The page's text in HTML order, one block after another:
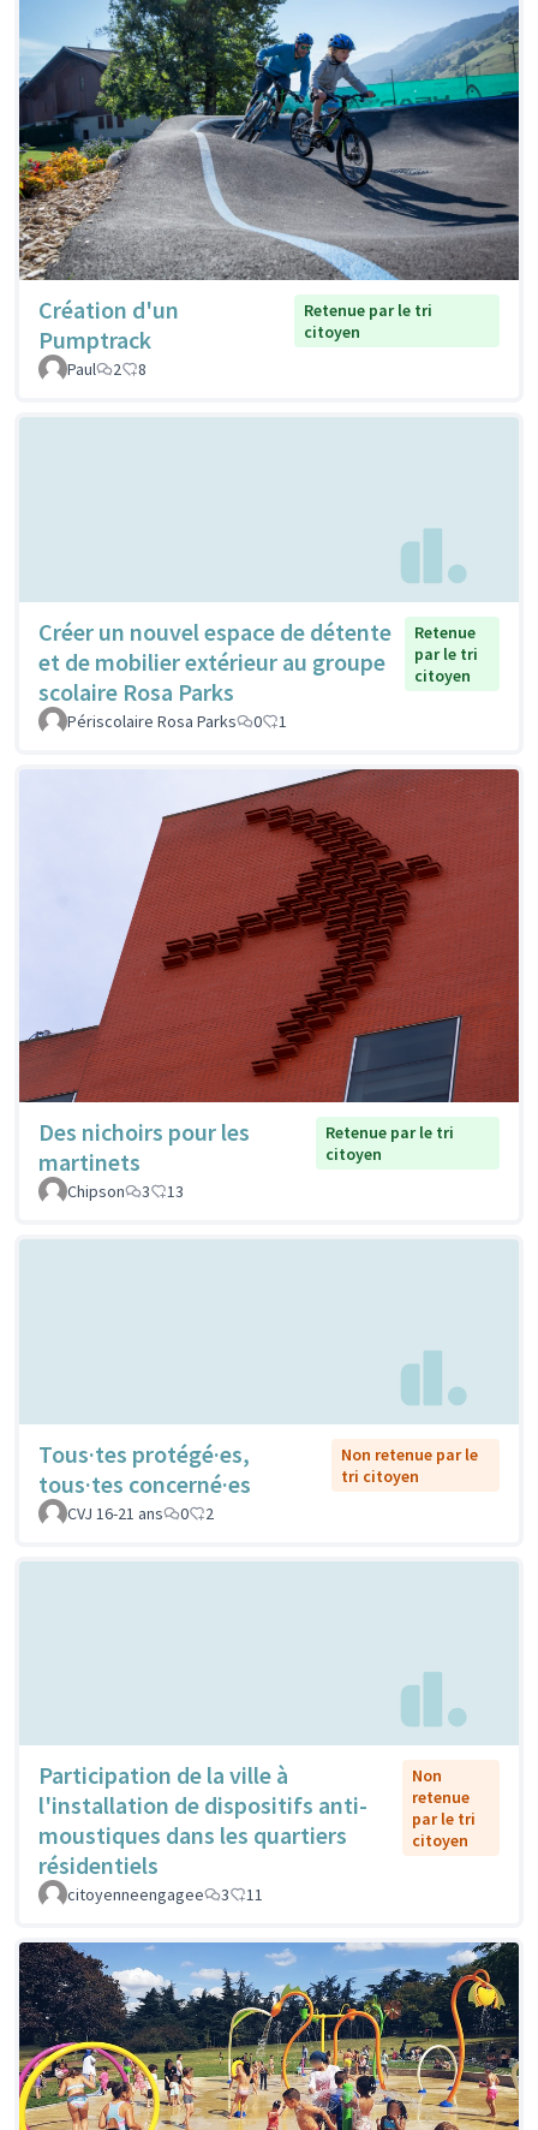
Création d'un
Pumptrack
Retenue par le tri
citoyen
Paul
2 8
Créer un nouvel espace de détente
et de mobilier extérieur au groupe
scolaire Rosa Parks
Retenue
par le tri
citoyen
Périscolaire Rosa Parks 0 1
Des nichoirs pour les
martinets
Retenue par le tri
citoyen
Chipson
3 13
Tous·tes protégé·es,
tous·tes concerné·es
Non retenue par le
tri citoyen
CVJ 16-21 ans
0 2
Participation de la ville à
l'installation de dispositifs anti-
moustiques dans les quartiers
résidentiels
Non
retenue
par le tri
citoyen
citoyenneengagee 3 11